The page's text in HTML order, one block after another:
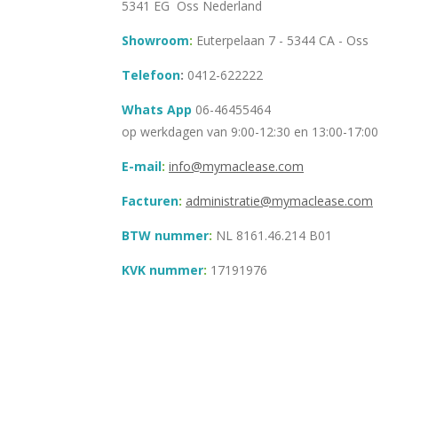
5341 EG Oss Nederland
Showroom: Euterpelaan 7 - 5344 CA - Oss
Telefoon: 0412-622222
Whats App 06-46455464
op werkdagen van 9:00-12:30 en 13:00-17:00
E-mail: info@mymaclease.com
Facturen: administratie@mymaclease.com
BTW nummer: NL 8161.46.214 B01
KVK nummer: 17191976